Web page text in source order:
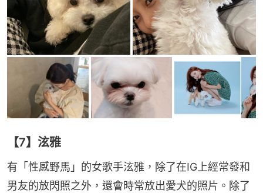
【7】泫雅
有「性感野馬」的女歌手泫雅，除了在IG上經常發和
男友的放閃照之外，還會時常放出愛犬的照片。除了